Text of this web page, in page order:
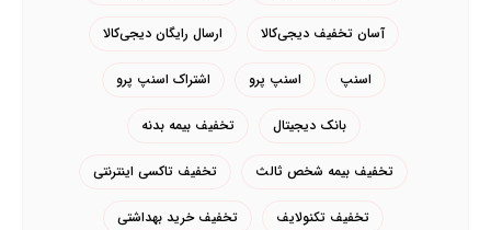
آسان تخفیف دیجی‌کالا ارسال رایگان دیجی‌کالا
اسنپ اسنپ پرو اشتراک اسنپ پرو
بانک دیجیتال تخفیف بیمه بدنه
تخفیف بیمه شخص ثالث تخفیف تاکسی اینترنتی
تخفیف تکنولایف تخفیف خرید بهداشتی